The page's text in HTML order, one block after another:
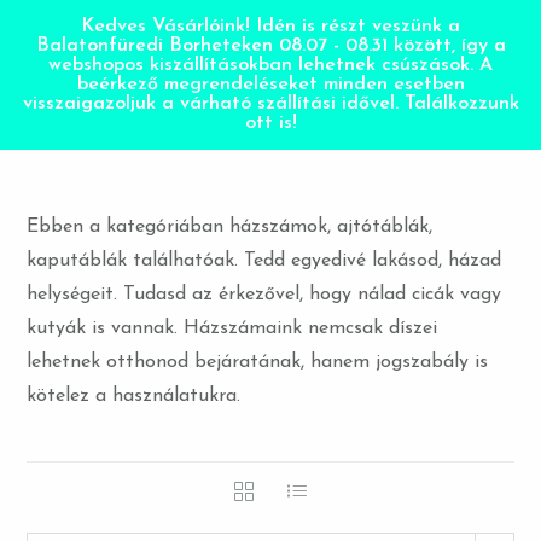
Kedves Vásárlóink! Idén is részt veszünk a
Balatonfüredi Borheteken 08.07 - 08.31 között, így a
webshopos kiszállításokban lehetnek csúszások. A
beérkező megrendeléseket minden esetben
visszaigazoljuk a várható szállítási idővel. Találkozzunk
ott is!
Ebben a kategóriában házszámok, ajtótáblák,
kaputáblák találhatóak. Tedd egyedivé lakásod, házad
helységeit. Tudasd az érkezővel, hogy nálad cicák vagy
kutyák is vannak. Házszámaink nemcsak díszei
lehetnek otthonod bejáratának, hanem jogszabály is
kötelez a használatukra.